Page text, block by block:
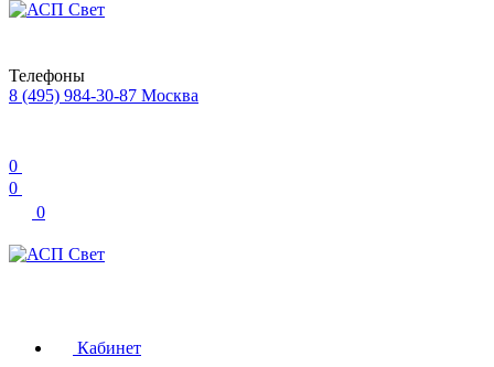
Телефоны
8 (495) 984-30-87 Москва
0
0
0
Кабинет